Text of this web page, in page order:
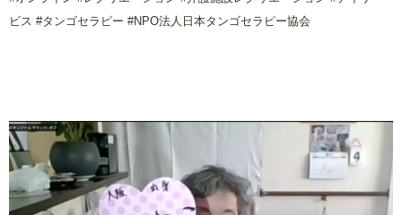
ビス #タンゴセラピー #NPO法人日本タンゴセラピー協会